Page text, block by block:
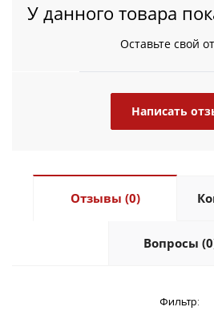
У данного товара
Оставьте свой
Написать
Отзывы (0)
Вопросы
Фильтр: